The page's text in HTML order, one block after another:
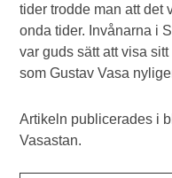
tider trodde man att det
onda tider. Invånarna i
var guds sätt att visa
som Gustav Vasa
Artikeln publicerades i
Vasastan.